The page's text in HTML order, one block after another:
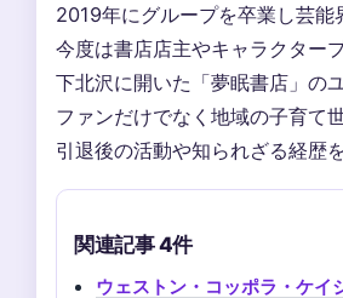
2019年にグループを卒業し芸能
今度は書店店主やキャラクター
下北沢に開いた「夢眠書店」の
ファンだけでなく地域の子育て
引退後の活動や知られざる経歴
関連記事 4件
ウェストン・コッポラ・ケイ